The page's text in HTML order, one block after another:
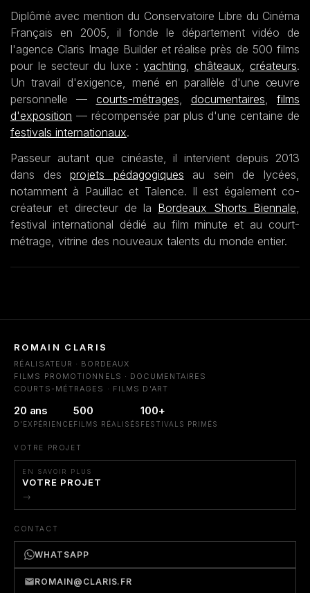
Diplômé avec mention du Conservatoire Libre du Cinéma
Français en 2005, il fonde le département vidéo de
l'agence Claris Image Builder et réalise près de 500 films
pour le secteur du luxe :yachting,châteaux, créateurs.
Un travail d'exigence, mené en parallèle d'une œuvre
personnelle — courts-métrages, documentaires, films
d'exposition — récompensée par plus d'une centaine de
festivals internationaux.
Passeur autant que cinéaste, il intervient depuis 2013
dans desprojets pédagogiques au sein de lycées,
notamment à Pauillac et Talence. Il est également co-
créateur et directeur de la Bordeaux Shorts Biennale
festival international dédié au film minute et au court-
métrage, vitrine des nouveaux talents du monde entier.
ROMAIN CLARIS
RÉALISATEUR · BORDEAUX
FILMS PROMOTIONNELS · DOCUMENTAIRES
COURTS-MÉTRAGES · FILMS D'ART
20 ans
D'EXPÉRIENCE
500
FILMS RÉALISÉS
100+
FESTIVALS PRIMÉS
VOTRE PROJET
EN SAVOIR PLUS
VOTRE PROJET
→
CONTACT
WHATSAPP
ROMAIN@CLARIS.FR